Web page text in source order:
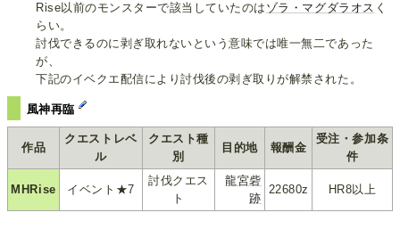
Rise以前のモンスターで該当していたのは ゾラ・マグダラオス く
らい。
討伐できるのに剥ぎ取れないという意味では唯一無二であった
が、
下記のイベクエ配信により討伐後の剥ぎ取りが解禁された。
風神再臨
作品
クエストレベ
ル
クエスト種
別
目的地 報酬金
受注・参加条
件
MHRise イベント★7
討伐クエス
ト
龍宮砦
跡
22680z HR8以上